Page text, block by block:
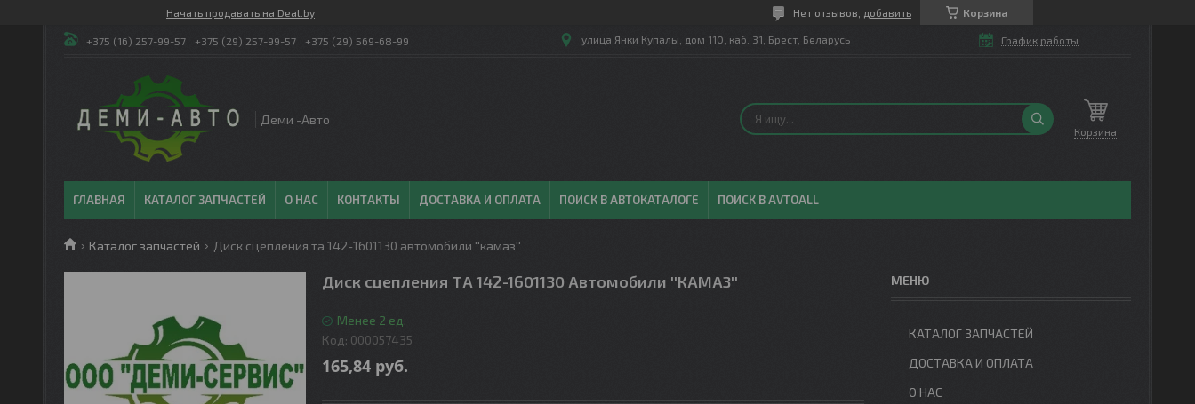
Начать продавать на Deal.by Корзина
Нет отзывов, добавить
+375 (16) 257-99-57 +375 (29) 257-99-57 +375 (29) 569-68-99 улица Янки Купалы, дом 110, каб. 31, Брест, Беларусь График работы
Деми -Авто
Корзина
ГЛАВНАЯ КАТАЛОГ ЗАПЧАСТЕЙ О НАС КОНТАКТЫ ДОСТАВКА И ОПЛАТА ПОИСК В АВТОКАТАЛОГЕ ПОИСК В AVTOALL
Каталог запчастей Диск сцепления та 142-1601130 автомобили ''камаз''
Диск сцепления ТА 142-1601130 Автомобили ''КАМАЗ''
Менее 2 ед.
Код: 000057435
165,84 руб.
КАТАЛОГ ЗАПЧАСТЕЙ
ДОСТАВКА И ОПЛАТА
О НАС